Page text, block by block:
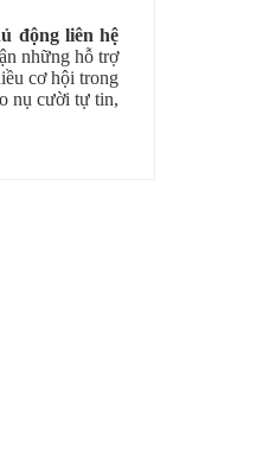
động liên hệ
những hỗ trợ
cơ hội trong
nụ cười tự tin,